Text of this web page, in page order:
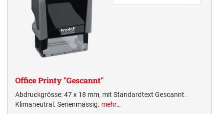
Office Printy "Gescannt"
Abdruckgrösse: 47 x 18 mm, mit Standardtext Gescannt.
Klimaneutral. Serienmässig. mehr…